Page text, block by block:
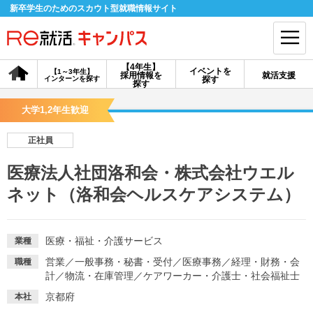
新卒学生のためのスカウト型就職情報サイト
【4年生】
採用情報を
探す
【1～3年生】
インターンを探す
イベントを
探す
就活支援
会員登録 ログイン
探す
【4年生】
【4年生】
【1～3年生】
イベントを探す スカウト お知らせ
就活ノウハウ・サポート
大学1,2年生歓迎
正社員
医療法人社団洛和会・株式会社ウエル
ネット（洛和会ヘルスケアシステム）
業種 医療・福祉・介護サービス
職種 営業／一般事務・秘書・受付／ 医療事務 ／経理・財務・会
計／物流・在庫管理 ／ケアワーカー・介護士・社会福祉士
本社 京都府